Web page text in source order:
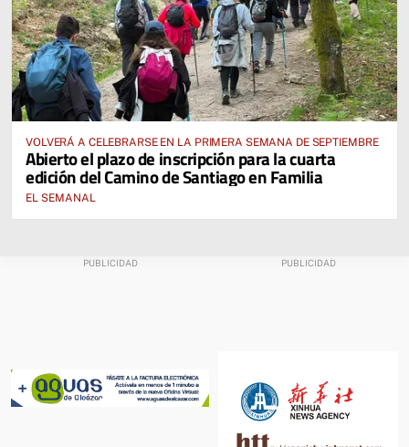
VOLVERÁ A CELEBRARSE EN LA PRIMERA SEMANA DE SEPTIEMBRE
Abierto el plazo de inscripción para la cuarta
edición del Camino de Santiago en Familia
EL SEMANAL